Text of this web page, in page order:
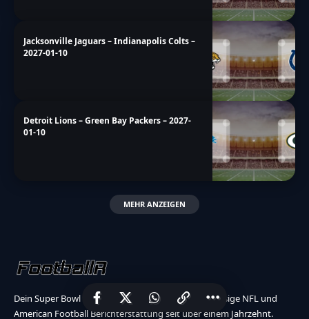
Jacksonville Jaguars – Indianapolis Colts –
2027-01-10
Detroit Lions – Green Bay Packers – 2027-
01-10
MEHR ANZEIGEN
Dein Super Bowl akkreditiertes Medium für erstklassige NFL und
American Football Berichterstattung seit über einem Jahrzehnt.